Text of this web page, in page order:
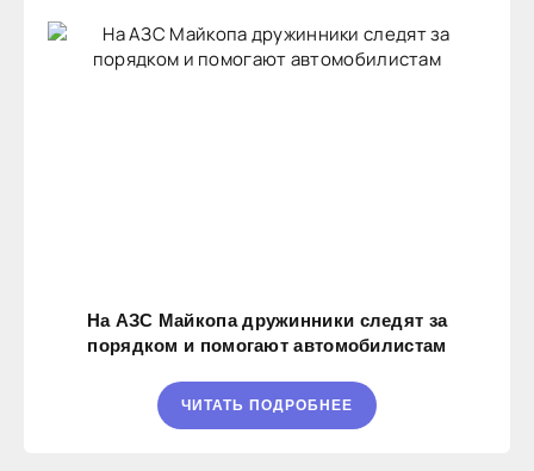
На АЗС Майкопа дружинники следят за
порядком и помогают автомобилистам
ЧИТАТЬ ПОДРОБНЕЕ